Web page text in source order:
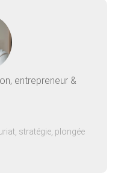
entrepreneur &
stratégie, plongée